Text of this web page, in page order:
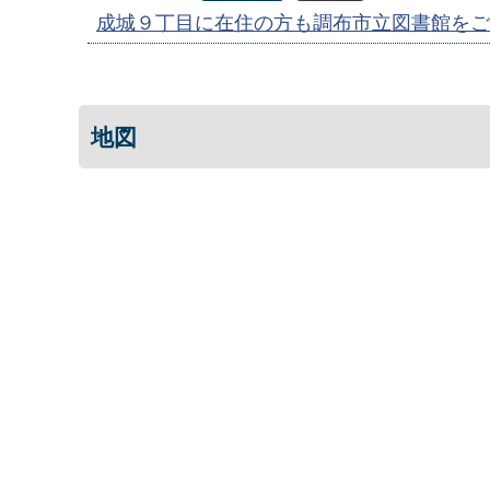
成城９丁目に在住の方も調布市立図書館を
地図